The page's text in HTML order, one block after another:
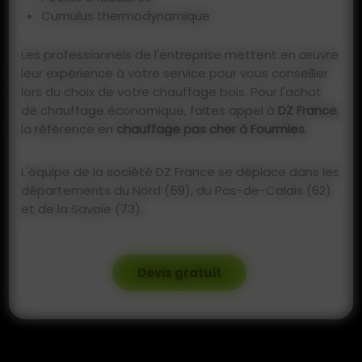
Cumulus thermodynamique
Les professionnels de l'entreprise mettent en œuvre
leur expérience à votre service pour vous conseiller
lors du choix de votre chauffage bois. Pour l'achat
de chauffage économique, faites appel à DZ France,
la référence en chauffage pas cher à Fourmies
L'équipe de la société DZ France se déplace dans les
départements du Nord (59), du Pas-de-Calais (62)
et de la Savoie (73).